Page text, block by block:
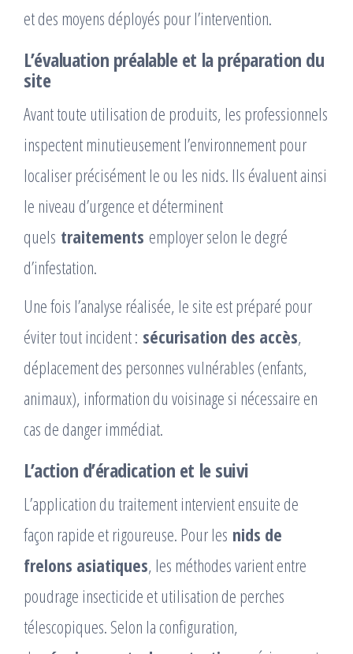
et des moyens déployés pour l’intervention.
L’évaluation préalable et la préparation du
site
Avant toute utilisation de produits, les professionnels
inspectent minutieusement l’environnement pour
localiser précisément le ou les nids. Ils évaluent ainsi
le niveau d’urgence et déterminent
quels traitements employer selon le degré
d’infestation.
Une fois l’analyse réalisée, le site est préparé pour
éviter tout incident : sécurisation des accès,
déplacement des personnes vulnérables (enfants,
animaux), information du voisinage si nécessaire en
cas de danger immédiat.
L’action d’éradication et le suivi
L’application du traitement intervient ensuite de
façon rapide et rigoureuse. Pour les nids de
frelons asiatiques, les méthodes varient entre
poudrage insecticide et utilisation de perches
télescopiques. Selon la configuration,